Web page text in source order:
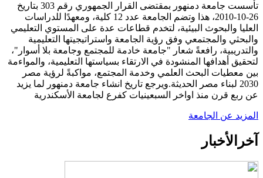
تأسست جامعة دمنهور بمقتضى القرار الجمهوري رقم 303 بتاريخ
26-10-2010، هذا وتضم الجامعة عدد 12 كلية، ومعهدًا للدراسات
العليا والبحوث البيئية، لتخدم قطاعات عدة على المستوي التعليمي
والبحثي والمجتمعي وفق رؤية الجامعة واستراتيجيتها التعليمية
والتدريبية، رافعةً شعار "جامعة خادمة للمجتمع وجامعة بلا أسوار"،
لتحقيق أهدافها المنشودة في الارتقاء بسياستها التعليمية، والمواءمة
بين معطيات البحث العلمي وخدمة المجتمع، مواكبةً لرؤية مصر
2030 لبناء مصر الحديثة.ويرجع تاريخ انشاء جامعة دمنهور لما يزيد
عن ربع قرن منذ اواخر السبعينيات كفرع لجامعة الأسكندرية
المزيد عن الجامعة
آخر الأخبار